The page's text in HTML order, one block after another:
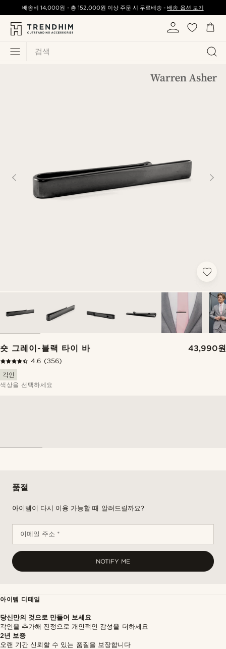
검색
배송비14,000원 - 총 152,000원 이상 주문 시 무료배송 -배송 옵션 보기
숏 그레이-블랙 타이 바 43,990원
4.6 (356)
각인
색상을 선택하세요
품절
아이템이 다시 이용 가능할 때 알려드릴까요?
이메일 주소 *
NOTIFY ME
아이템 디테일
당신만의 것으로 만들어 보세요
각인을 추가해 진정으로 개인적인 감성을 더하세요
2년 보증
오랜 기간 신뢰할 수 있는 품질을 보장합니다